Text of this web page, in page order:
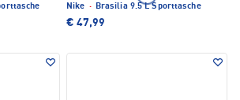
Nike · Brasilia 9.5 L Sporttasche
€ 47,99